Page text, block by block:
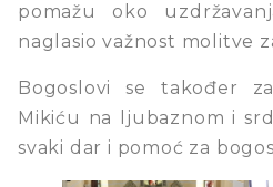
pomažu oko
naglasio važnost molitve
Bogoslovi se također
Mikiću na ljubaznom i
svaki dar i pomoć za